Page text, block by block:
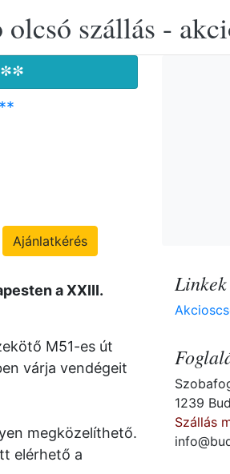
szállás -
Ajánlatkérés
a XXIII.
M51-es út
várja vendégeit
megközelíthető.
elérhető a
Linkek
1239
Szállás